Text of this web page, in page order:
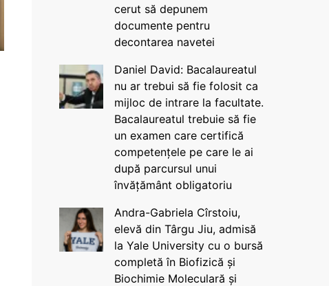
cerut să depunem
documente pentru
decontarea navetei
Daniel David: Bacalaureatul
nu ar trebui să fie folosit ca
mijloc de intrare la facultate.
Bacalaureatul trebuie să fie
un examen care certifică
competențele pe care le ai
după parcursul unui
învățământ obligatoriu
Andra-Gabriela Cîrstoiu,
elevă din Târgu Jiu, admisă
la Yale University cu o bursă
completă în Biofizică și
Biochimie Moleculară și